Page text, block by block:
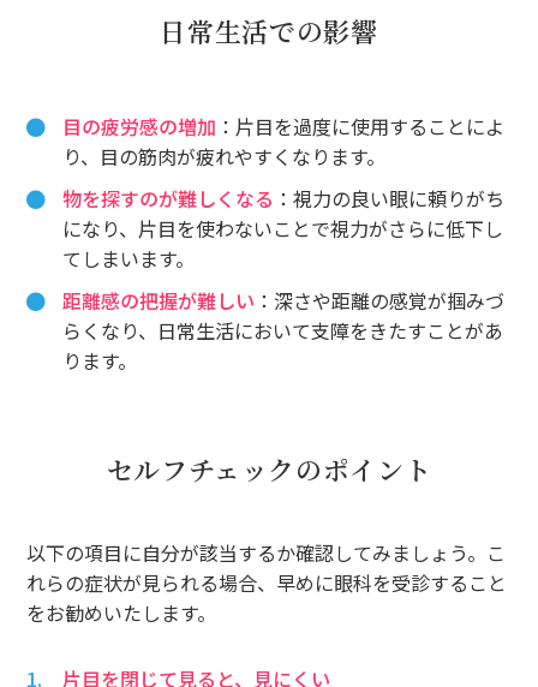
日常生活での影響
目の疲労感の増加 ：片目を過度に使用することによ
り、目の筋肉が疲れやすくなります。
物を探すのが難しくなる ：視力の良い眼に頼りがち
になり、片目を使わないことで視力がさらに低下し
てしまいます。
距離感の把握が難しい ：深さや距離の感覚が掴みづ
らくなり、日常生活において支障をきたすことがあ
ります。
セルフチェックのポイント
以下の項目に自分が該当するか確認してみましょう。こ
れらの症状が見られる場合、早めに眼科を受診すること
をお勧めいたします。
片目を閉じて見ると、見にくい